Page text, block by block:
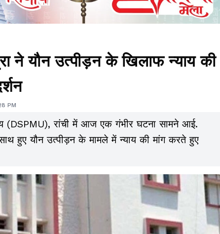
ने यौन उत्पीड़न के खिलाफ न्याय की
PM
(DSPMU), रांची में आज एक गंभीर घटना सामने आई.
साथ हुए यौन उत्पीड़न के मामले में न्याय की मांग करते हुए